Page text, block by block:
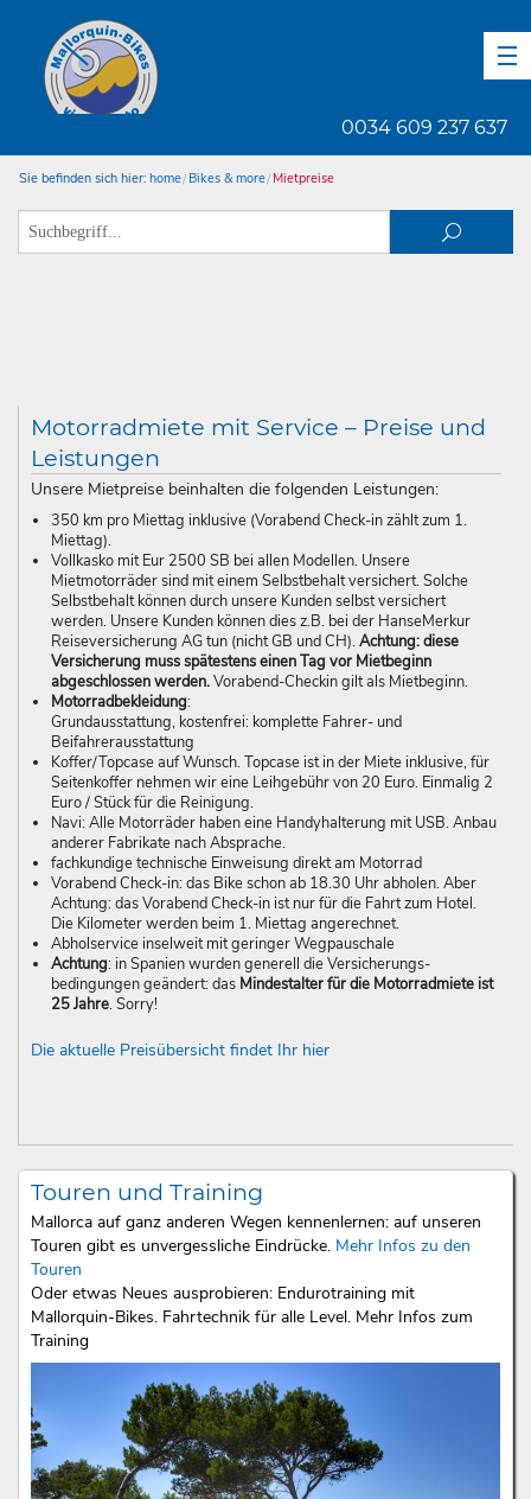
0034 609 237 637
Sie befinden sich hier: home Bikes & more Mietpreise
Motorradmiete mit Service – Preise und
Leistungen
Unsere Mietpreise beinhalten die folgenden Leistungen:
350 km pro Miettag inklusive (Vorabend Check-in zählt zum 1.
Miettag).
Vollkasko mit Eur 2500 SB bei allen Modellen. Unsere
Mietmotorräder sind mit einem Selbstbehalt versichert. Solche
Selbstbehalt können durch unsere Kunden selbst versichert
werden. Unsere Kunden können dies z.B. bei der HanseMerkur
Reiseversicherung AG tun (nicht GB und CH).Achtung: diese
Versicherung muss spätestens einen Tag vor Mietbeginn
abgeschlossen werden.Vorabend-Checkin gilt als Mietbeginn.
Motorradbekleidung:
Grundausstattung, kostenfrei: komplette Fahrer- und
Beifahrerausstattung
Koffer/Topcase auf Wunsch. Topcase ist in der Miete inklusive, für
Seitenkoffer nehmen wir eine Leihgebühr von 20 Euro. Einmalig 2
Euro / Stück für die Reinigung.
Navi: Alle Motorräder haben eine Handyhalterung mit USB. Anbau
anderer Fabrikate nach Absprache.
fachkundige technische Einweisung direkt am Motorrad
Vorabend Check-in: das Bike schon ab 18.30 Uhr abholen. Aber
Achtung: das Vorabend Check-in ist nur für die Fahrt zum Hotel.
Die Kilometer werden beim 1. Miettag angerechnet.
Abholservice inselweit mit geringer Wegpauschale
Achtung: in Spanien wurden generell die Versich­­erungs­­
bedingungen geändert: das Mindestalter für die Motorradmiete ist
25 Jahre. Sorry!
Die aktuelle Preisübersicht findet Ihr hier
Touren und Training
Mallorca auf ganz anderen Wegen kennenlernen: auf unseren
Touren gibt es unvergessliche Eindrücke. Mehr Infos zu den
Touren
Oder etwas Neues ausprobieren: Endurotraining mit
Mallorquin-Bikes. Fahrtechnik für alle Level. Mehr Infos zum
Training